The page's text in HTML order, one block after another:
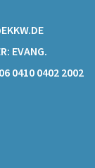
EVANG.
0410 0402 2002